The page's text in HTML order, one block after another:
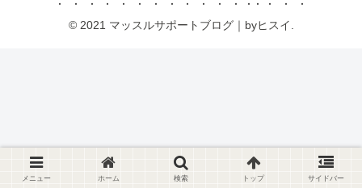
© 2021 マッスルサポートブログ｜byヒスイ.
メニュー ホーム 検索 トップ サイドバー